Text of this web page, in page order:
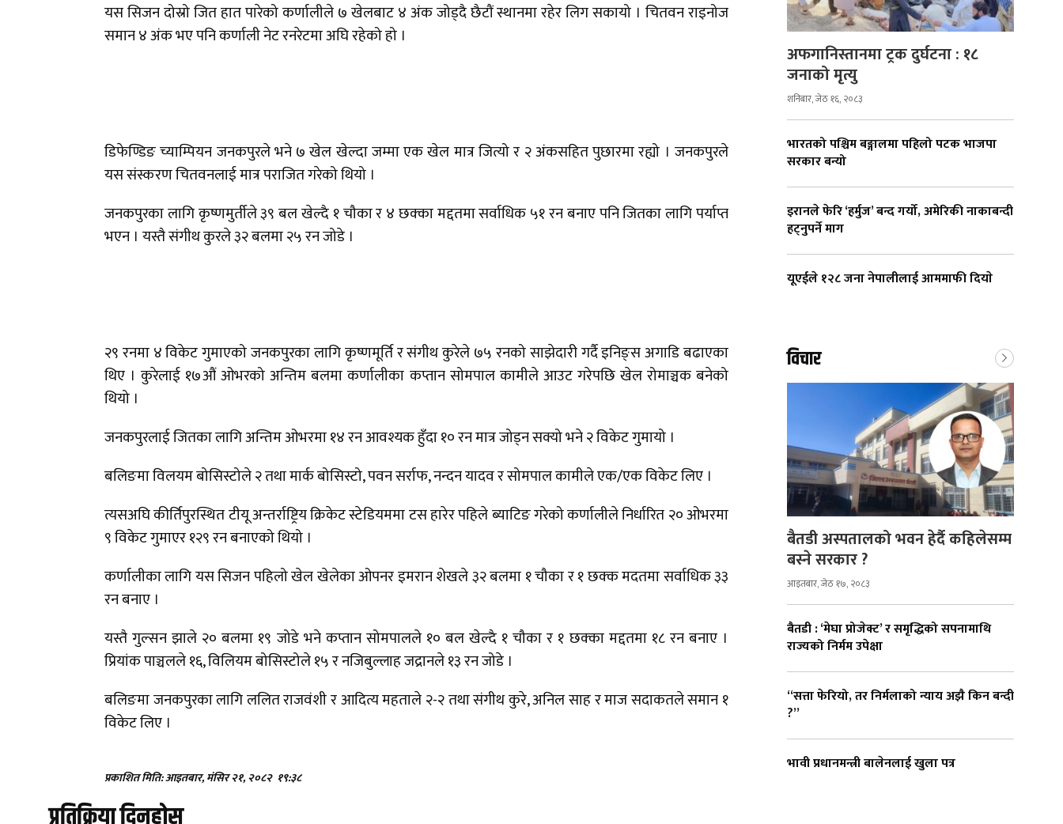
यस सिजन दोस्रो जित हात पारेको कर्णालीले ७ खेलबाट ४ अंक जोड्दै छैटौं स्थानमा रहेर लिग सकायो । चितवन राइनोज
समान ४ अंक भए पनि कर्णाली नेट रनरेटमा अघि रहेको हो ।
डिफेण्डिङ च्याम्पियन जनकपुरले भने ७ खेल खेल्दा जम्मा एक खेल मात्र जित्यो र २ अंकसहित पुछारमा रह्यो । जनकपुरले
यस संस्करण चितवनलाई मात्र पराजित गरेको थियो ।
जनकपुरका लागि कृष्णमुर्तीले ३९ बल खेल्दै १ चौका र ४ छक्का मद्दतमा सर्वाधिक ५१ रन बनाए पनि जितका लागि पर्याप्त
भएन । यस्तै संगीथ कुरले ३२ बलमा २५ रन जोडे ।
२९ रनमा ४ विकेट गुमाएको जनकपुरका लागि कृष्णमूर्ति र संगीथ कुरेले ७५ रनको साझेदारी गर्दै इनिङ्स अगाडि बढाएका
थिए । कुरेलाई १७औं ओभरको अन्तिम बलमा कर्णालीका कप्तान सोमपाल कामीले आउट गरेपछि खेल रोमाञ्चक बनेको
थियो ।
जनकपुरलाई जितका लागि अन्तिम ओभरमा १४ रन आवश्यक हुँदा १० रन मात्र जोड्न सक्यो भने २ विकेट गुमायो ।
बलिङमा विलयम बोसिस्टोले २ तथा मार्क बोसिस्टो, पवन सर्राफ, नन्दन यादव र सोमपाल कामीले एक/एक विकेट लिए ।
त्यसअघि कीर्तिपुरस्थित टीयू अन्तर्राष्ट्रिय क्रिकेट स्टेडियममा टस हारेर पहिले ब्याटिङ गरेको कर्णालीले निर्धारित २० ओभरमा
९ विकेट गुमाएर १२९ रन बनाएको थियो ।
कर्णालीका लागि यस सिजन पहिलो खेल खेलेका ओपनर इमरान शेखले ३२ बलमा १ चौका र १ छक्क मदतमा सर्वाधिक ३३
रन बनाए ।
यस्तै गुल्सन झाले २० बलमा १९ जोडे भने कप्तान सोमपालले १० बल खेल्दै १ चौका र १ छक्का मद्दतमा १८ रन बनाए ।
प्रियांक पाञ्चलले १६, विलियम बोसिस्टोले १५ र नजिबुल्लाह जद्रानले १३ रन जोडे ।
बलिङमा जनकपुरका लागि ललित राजवंशी र आदित्य महताले २-२ तथा संगीथ कुरे, अनिल साह र माज सदाकतले समान १
विकेट लिए ।
प्रकाशित मिति: आइतबार, मंसिर २१, २०८२ १९:३८
अफगानिस्तानमा ट्रक दुर्घटना : १८
जनाको मृत्यु
शनिबार, जेठ १६, २०८३
भारतको पश्चिम बङ्गालमा पहिलो पटक भाजपा
सरकार बन्यो
इरानले फेरि ‘हर्मुज’ बन्द गर्यो, अमेरिकी नाकाबन्दी
हट्नुपर्ने माग
यूएईले १२८ जना नेपालीलाई आममाफी दियाे
विचार
बैतडी अस्पतालको भवन हेर्दै कहिलेसम्म
बस्ने सरकार ?
आइतबार, जेठ १७, २०८३
बैतडी : ‘मेघा प्रोजेक्ट’ र समृद्धिको सपनामाथि
राज्यको निर्मम उपेक्षा
“सत्ता फेरियो, तर निर्मलाको न्याय अझै किन बन्दी
?”
भावी प्रधानमन्त्री बालेनलाई खुला पत्र